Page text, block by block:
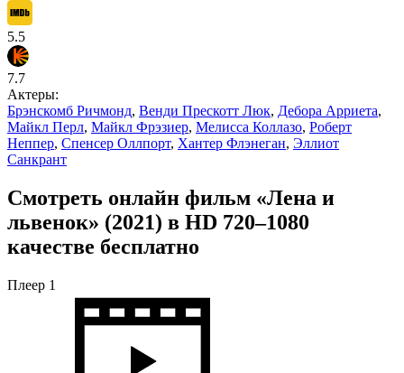
5.5
7.7
Актеры:
Брэнскомб Ричмонд, Венди Прескотт Люк, Дебора Арриета,
Майкл Перл, Майкл Фрэзиер, Мелисса Коллазо, Роберт
Неппер, Спенсер Оллпорт, Хантер Флэнеган, Эллиот
Санкрант
Смотреть онлайн фильм «Лена и
львенок» (2021) в HD 720–1080
качестве бесплатно
Плеер 1